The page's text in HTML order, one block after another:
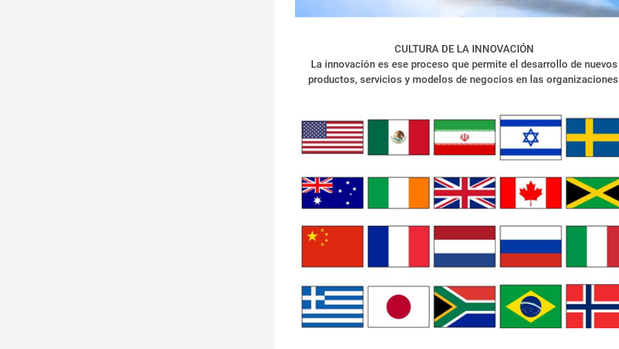
CULTURA DE LA INNOVACIÓN
La innovación es ese proceso que permite el desarrollo de nuevos
productos, servicios y modelos de negocios en las